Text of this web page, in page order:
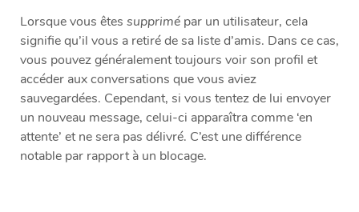
Lorsque vous êtes supprimé par un utilisateur, cela
signifie qu’il vous a retiré de sa liste d’amis. Dans ce cas,
vous pouvez généralement toujours voir son profil et
accéder aux conversations que vous aviez
sauvegardées. Cependant, si vous tentez de lui envoyer
un nouveau message, celui-ci apparaîtra comme ‘en
attente’ et ne sera pas délivré. C’est une différence
notable par rapport à un blocage.